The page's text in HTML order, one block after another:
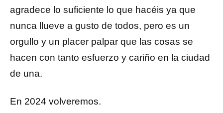
agradece lo suficiente lo que hacéis ya que
nunca llueve a gusto de todos, pero es un
orgullo y un placer palpar que las cosas se
hacen con tanto esfuerzo y cariño en la ciudad
de una.
En 2024 volveremos.